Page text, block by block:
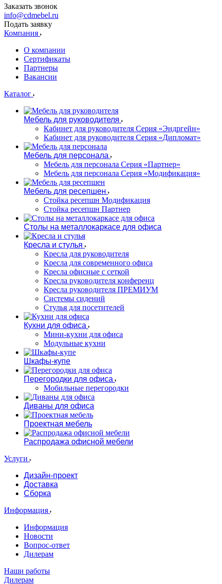
Заказать звонок
info@cdmebel.ru
Подать заявку
Компания
О компании
Сертификаты
Партнеры
Вакансии
Каталог
Мебель для руководителя
Кабинет для руководителя Серия «Эндргейн»
Кабинет для руководителя Серия «Дипломат»
Мебель для персонала
Мебель для персонала Серия «Партнер»
Мебель для персонала Серия «Модификация»
Мебель для ресепшен
Стойка ресепшн Модификация
Стойка ресепшн Партнер
Столы на металлокаркасе для офиса
Кресла и стулья
Кресла для руководителя
Кресла для современного офиса
Кресла офисные с сеткой
Кресла руководителя конференц
Кресла руководителя ПРЕМИУМ
Системы сидений
Стулья для посетителей
Кухни для офиса
Мини-кухни для офиса
Модульные кухни
Шкафы-купе
Перегородки для офиса
Мобильные перегородки
Диваны для офиса
Проектная мебель
Распродажа офисной мебели
Услуги
Дизайн-проект
Доставка
Сборка
Информация
Информация
Новости
Вопрос-ответ
Дилерам
Наши работы
Дилерам